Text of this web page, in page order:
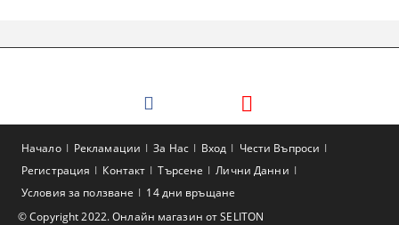
© Copyright 2022. Онлайн магазин от SELITON
Начало Рекламации За Нас Вход
Чести Въпроси
Регистрация
Контакт Търсене
Лични Данни
Условия за ползване
14 дни връщане